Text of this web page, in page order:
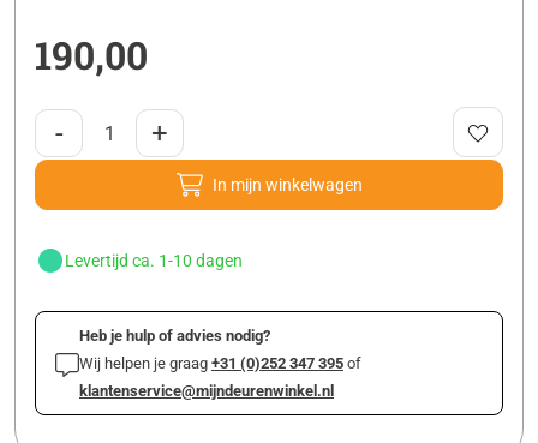
190,00
- +
In mijn winkelwagen
Levertijd ca. 1-10 dagen
Heb je hulp of advies nodig?
Wij helpen je graag +31 (0)252 347 395 of
klantenservice@mijndeurenwinkel.nl